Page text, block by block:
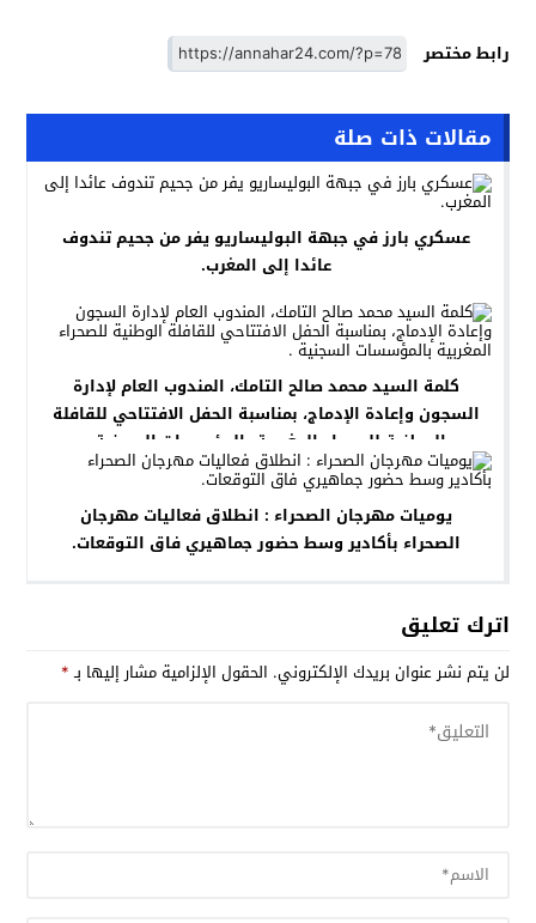
رابط مختصر
مقالات ذات صلة
عسكري بارز في جبهة البوليساريو يفر من جحيم تندوف
عائدا إلى المغرب.
كلمة السيد محمد صالح التامك، المندوب العام لإدارة
السجون وإعادة الإدماج، بمناسبة الحفل الافتتاحي للقافلة
الوطنية للصحراء المغربية بالمؤسسات السجنية .
يوميات مهرجان الصحراء : انطلاق فعاليات مهرجان
الصحراء بأكادير وسط حضور جماهيري فاق التوقعات.
اترك تعليق
لن يتم نشر عنوان بريدك الإلكتروني. الحقول الإلزامية مشار إليها بـ*